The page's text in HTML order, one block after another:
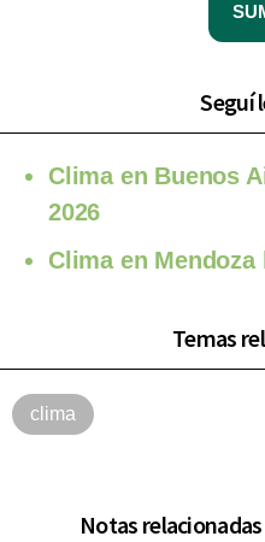
Seguí
Clima en Buenos
2026
Clima en
Temas
clima
Notas